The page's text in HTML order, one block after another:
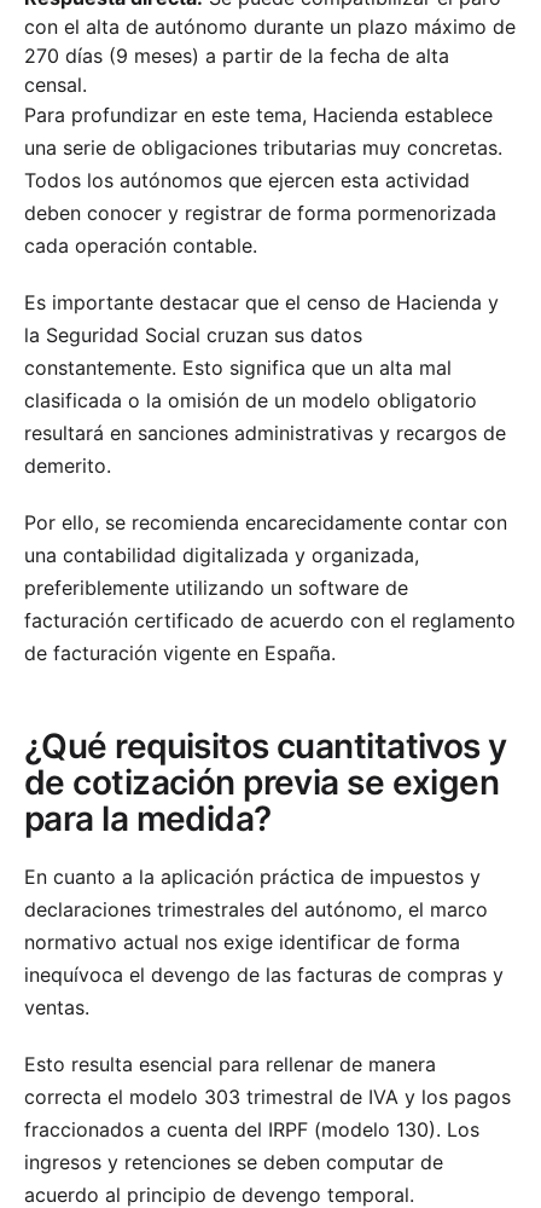
con el alta de autónomo durante un plazo máximo de
270 días (9 meses) a partir de la fecha de alta
censal.
Para profundizar en este tema, Hacienda establece
una serie de obligaciones tributarias muy concretas.
Todos los autónomos que ejercen esta actividad
deben conocer y registrar de forma pormenorizada
cada operación contable.
Es importante destacar que el censo de Hacienda y
la Seguridad Social cruzan sus datos
constantemente. Esto significa que un alta mal
clasificada o la omisión de un modelo obligatorio
resultará en sanciones administrativas y recargos de
demerito.
Por ello, se recomienda encarecidamente contar con
una contabilidad digitalizada y organizada,
preferiblemente utilizando un software de
facturación certificado de acuerdo con el reglamento
de facturación vigente en España.
¿Qué requisitos cuantitativos y
de cotización previa se exigen
para la medida?
En cuanto a la aplicación práctica de impuestos y
declaraciones trimestrales del autónomo, el marco
normativo actual nos exige identificar de forma
inequívoca el devengo de las facturas de compras y
ventas.
Esto resulta esencial para rellenar de manera
correcta el modelo 303 trimestral de IVA y los pagos
fraccionados a cuenta del IRPF (modelo 130). Los
ingresos y retenciones se deben computar de
acuerdo al principio de devengo temporal.